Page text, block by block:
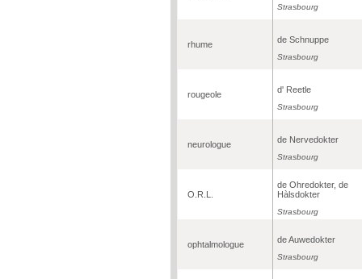
Strasbourg
rhume de Schnuppe
Strasbourg
rougeole d' Reetle
Strasbourg
neurologue de Nervedokter
Strasbourg
O.R.L.
de Ohredokter, de
Hàlsdokter
Strasbourg
ophtalmologue de Auwedokter
Strasbourg